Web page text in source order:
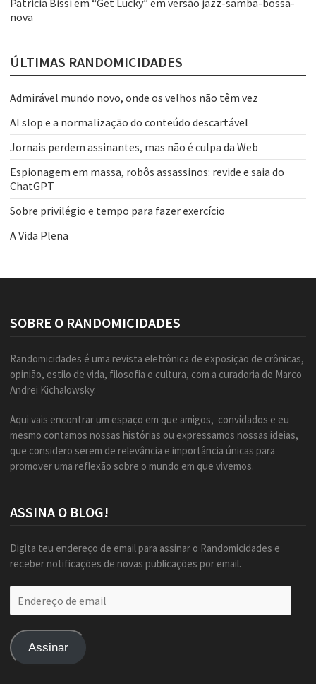
Patricia Bissi em “Get Lucky” em versão jazz-samba-bossa-
nova
ÚLTIMAS RANDOMICIDADES
Admirável mundo novo, onde os velhos não têm vez
AI slop e a normalização do conteúdo descartável
Jornais perdem assinantes, mas não é culpa da Web
Espionagem em massa, robôs assassinos: revide e saia do
ChatGPT
Sobre privilégio e tempo para fazer exercício
A Vida Plena
SOBRE O RANDOMICIDADES
Randomicidades é uma revista eletrônica de exposição de crônicas,
opinião, estilo de vida, filosofia e cultura, com a curadoria de Marco
Andrei Kichalowsky.
Aqui vais encontrar um espaço em que amigos, convidados e eu
mesmo contamos nossas histórias ou expressamos nossas ideias,
que considero serem de relevância e importância únicas para
promover uma reflexão sobre o mundo em que vivemos.
ASSINA O BLOG!
Digita teu endereço de email para assinar o Randomicidades e
receber notificações de novas publicações por email.
de
Assinar